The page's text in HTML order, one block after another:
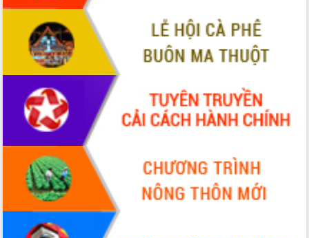
Tập huấn nâng cao năng lực triển khai
chuyển đổi số cho cán bộ, công chức
cấp xã
Đắk Lắk phát động hưởng ứng Ngày
Quyền của người tiêu dùng Việt Nam
Đẩy mạnh cải cách hành chính, quyết
tâm đạt được mục tiêu tăng trưởng
hai con số trong năm 2026
Tổ chức trang trọng Lễ hội Đền thờ
Lương Văn Chánh năm 2026
Phó Bí thư Tỉnh ủy Đắk Lắk Đỗ Hữu
Huy giữ chức Bí thư Đảng ủy Ủy Ban
Nhân dân tỉnh
Bệnh án điện tử thúc đẩy chuyển đổi
số y tế tại Đắk Lắk